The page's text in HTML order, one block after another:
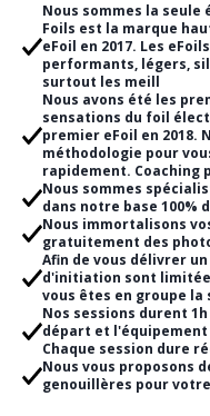
Nous sommes la
Foils est la marque
eFoil en 2017. Les
performants, légers,
surtout les meill
Nous avons été les
sensations du foil
premier eFoil en 2018.
méthodologie pour
rapidement. Coaching
Nous sommes
dans notre base 100%
Nous immortalisons
gratuitement des
Afin de vous délivrer
d'initiation sont
vous êtes en groupe
Nos sessions durent
départ et l'équipement
Chaque session dure
Nous vous proposons
genouillères pour